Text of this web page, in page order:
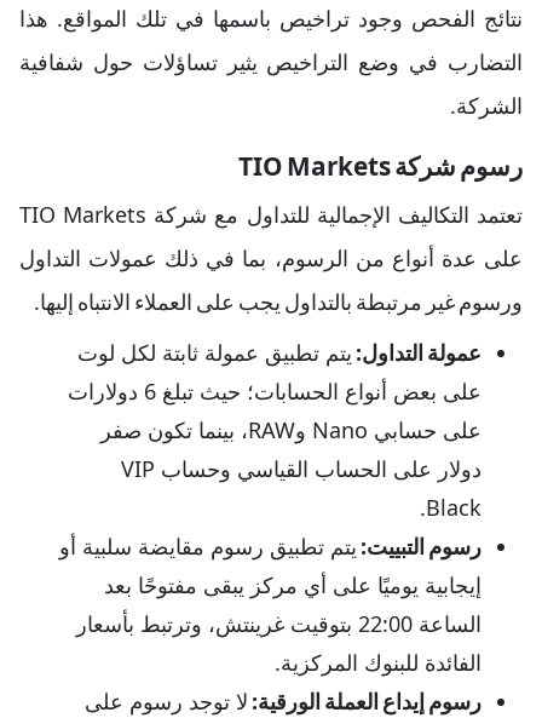
نتائج الفحص وجود تراخيص باسمها في تلك المواقع. هذا
التضارب في وضع التراخيص يثير تساؤلات حول شفافية
الشركة.
رسوم شركة TIO Markets
تعتمد التكاليف الإجمالية للتداول مع شركة TIO Markets
على عدة أنواع من الرسوم، بما في ذلك عمولات التداول
ورسوم غير مرتبطة بالتداول يجب على العملاء الانتباه إليها.
عمولة التداول: يتم تطبيق عمولة ثابتة لكل لوت
على بعض أنواع الحسابات؛ حيث تبلغ 6 دولارات
على حسابي Nano وRAW، بينما تكون صفر
دولار على الحساب القياسي وحساب VIP
Black.
رسوم التبييت: يتم تطبيق رسوم مقايضة سلبية أو
إيجابية يوميًا على أي مركز يبقى مفتوحًا بعد
الساعة 22:00 بتوقيت غرينتش، وترتبط بأسعار
الفائدة للبنوك المركزية.
رسوم إيداع العملة الورقية: لا توجد رسوم على